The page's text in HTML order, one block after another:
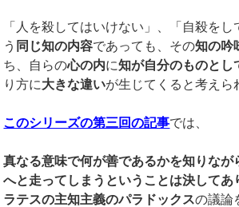
「人を殺してはいけない」、「自殺を
う 同じ知の内容であっても、その知の吟
ち、自らの心の内に知が自分のものとし
り方に大きな違いが生じてくると考えら
このシリーズの第三回の記事では、
真なる意味で何が善であるかを知りなが
へと走ってしまうということは決してあ
ラテスの主知主義のパラドックスの議論